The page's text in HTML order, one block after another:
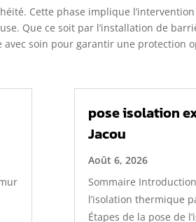
Cette phase implique
Que ce soit par l’installation de
soin pour garantir une protection
pose isolation
Jacou
Août 6, 2026
Sommaire
l’isolation thermique
Étapes de la pose de